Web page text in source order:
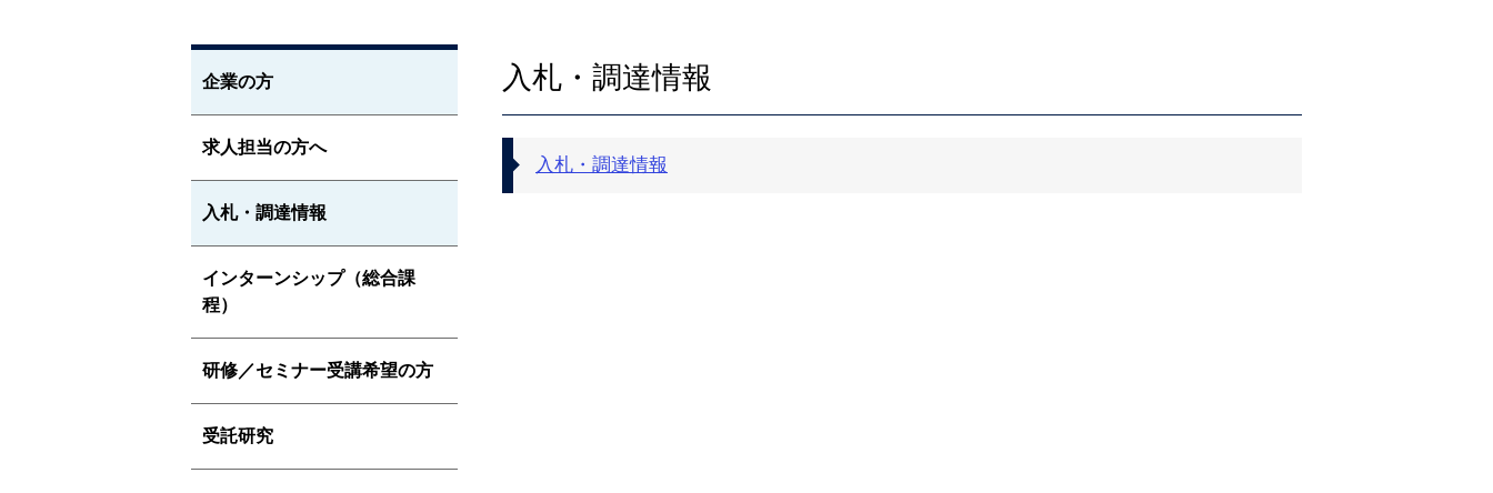
入札・調達情報
入札・調達情報
企業の方
求人担当の方へ
入札・調達情報
インターンシップ（総合課
程）
研修／セミナー受講希望の方
受託研究